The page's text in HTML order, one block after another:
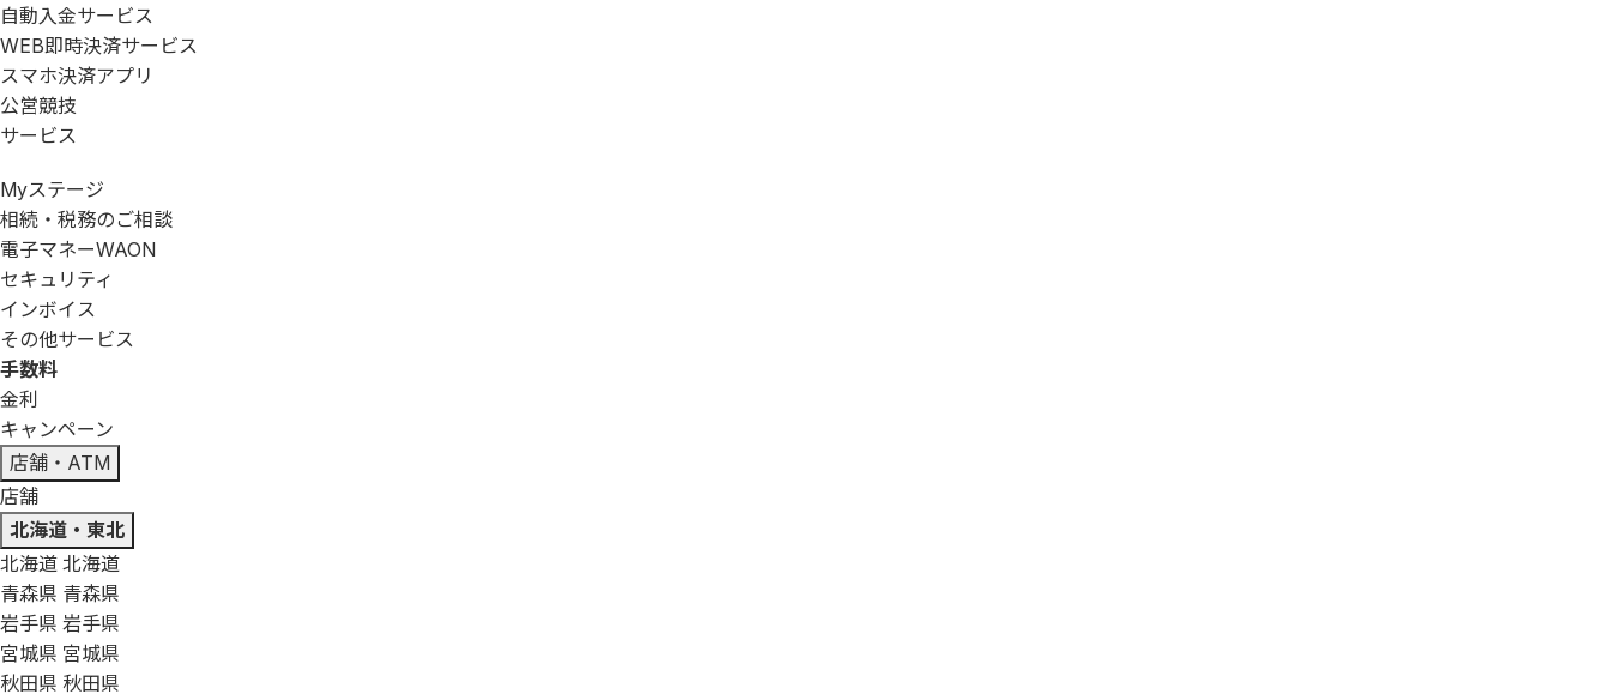
自動入金サービス
WEB即時決済サービス
スマホ決済アプリ
公営競技
サービス
Myステージ
相続・税務のご相談
電子マネーWAON
セキュリティ
インボイス
その他サービス
手数料
金利
キャンペーン
店舗・ATM
店舗
北海道・東北
北海道 北海道
青森県 青森県
岩手県 岩手県
宮城県 宮城県
秋田県 秋田県